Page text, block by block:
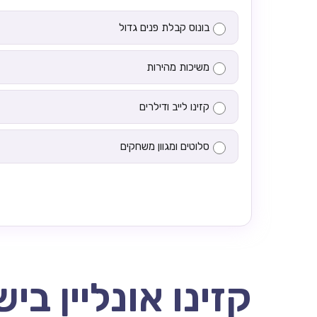
בונוס קבלת פנים גדול
משיכות מהירות
קזינו לייב ודילרים
סלוטים ומגוון משחקים
קזינו אונליין